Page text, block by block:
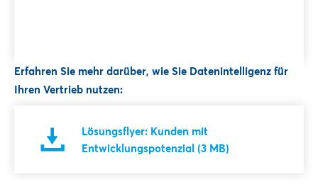
Erfahren Sie mehr darüber, wie Sie Datenintelligenz für
Ihren Vertrieb nutzen:
Lösungsflyer: Kunden mit
Entwicklungspotenzial (3 MB)